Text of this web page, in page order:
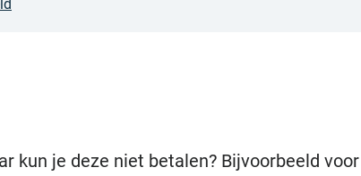
kun je deze niet betalen? Bijvoorbeeld voor